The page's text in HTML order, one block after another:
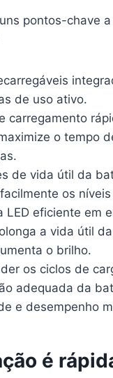
pontos-chave a
de uso ativo.
carregamento
o tempo
de vida útil da
os
LED eficiente em
a vida útil
o brilho.
os ciclos de
adequada da
e desempenho
é